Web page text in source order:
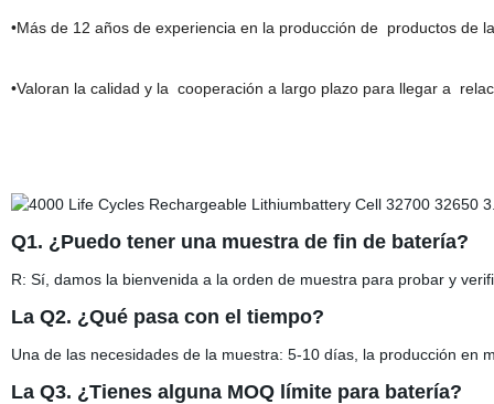
•Más de 12 años de experiencia en la producción de productos de
•Valoran la calidad y la cooperación a largo plazo para llegar a
Q1. ¿Puedo tener una muestra de fin de batería?
R: Sí, damos la bienvenida a la orden de muestra para probar y
La Q2. ¿Qué pasa con el tiempo?
Una de las necesidades de la muestra: 5-10 días, la producción en
La Q3. ¿Tienes alguna MOQ límite para batería?